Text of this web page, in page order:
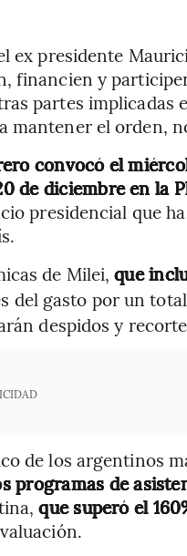
ex presidente
financien y
partes implicadas
mantener el orden,
convocó el
de diciembre en la
presidencial que
de Milei,que
del gasto por un
despidos y
de los argentinos
programas de
que superó el